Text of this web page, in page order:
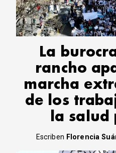
CORREO DE
ALTAMIRA
Política
La
rancho
marcha
de los
la salud
Escriben Florencia